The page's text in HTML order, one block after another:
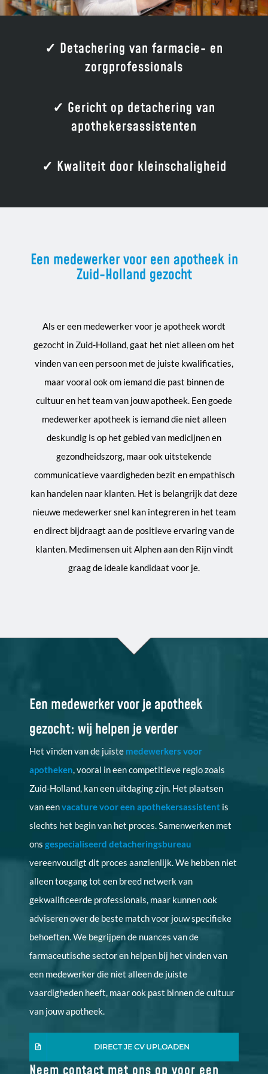
✓ Detachering van farmacie- en
zorgprofessionals
✓ Gericht op detachering van
apothekersassistenten
✓ Kwaliteit door kleinschaligheid
Een medewerker voor een apotheek in
Zuid-Holland gezocht
Als er een medewerker voor je apotheek wordt
gezocht in Zuid-Holland, gaat het niet alleen om het
vinden van een persoon met de juiste kwalificaties,
maar vooral ook om iemand die past binnen de
cultuur en het team van jouw apotheek. Een goede
medewerker apotheek is iemand die niet alleen
deskundig is op het gebied van medicijnen en
gezondheidszorg, maar ook uitstekende
communicatieve vaardigheden bezit en empathisch
kan handelen naar klanten. Het is belangrijk dat deze
nieuwe medewerker snel kan integreren in het team
en direct bijdraagt aan de positieve ervaring van de
klanten. Medimensen uit Alphen aan den Rijn vindt
graag de ideale kandidaat voor je.
Een medewerker voor je apotheek
gezocht: wij helpen je verder
Het vinden van de juiste medewerkers voor
apotheken, vooral in een competitieve regio zoals
Zuid-Holland, kan een uitdaging zijn. Het plaatsen
van eenvacature voor een apothekersassistent is
slechts het begin van het proces. Samenwerken met
onsgespecialiseerd detacheringsbureau
vereenvoudigt dit proces aanzienlijk. We hebben niet
alleen toegang tot een breed netwerk van
gekwalificeerde professionals, maar kunnen ook
adviseren over de beste match voor jouw specifieke
behoeften. We begrijpen de nuances van de
farmaceutische sector en helpen bij het vinden van
een medewerker die niet alleen de juiste
vaardigheden heeft, maar ook past binnen de cultuur
van jouw apotheek.
DIRECT JE CV UPLOADEN